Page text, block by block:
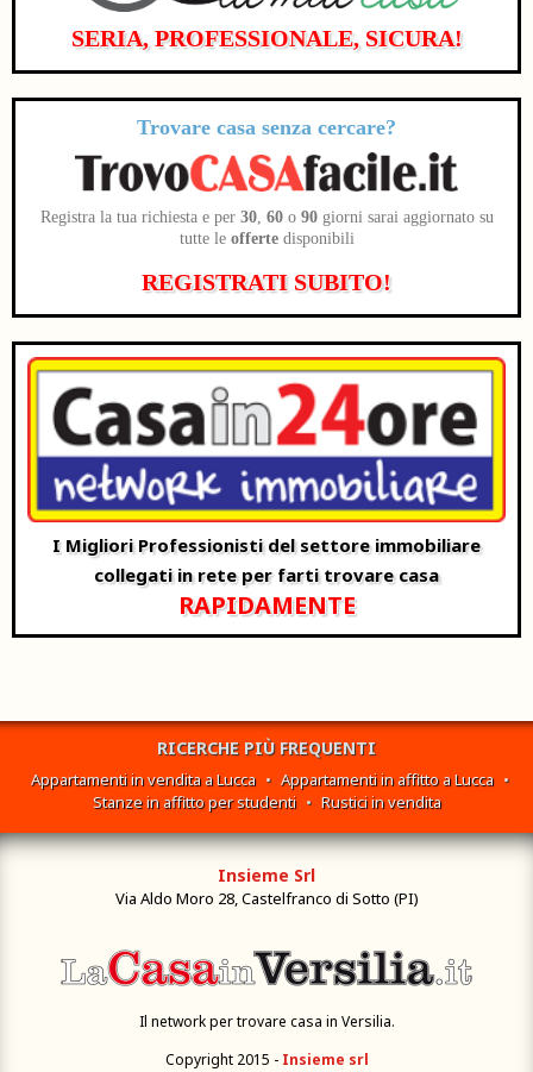
SERIA, PROFESSIONALE, SICURA!
Trovare casa senza cercare?
Registra la tua richiesta e per 30, 60o 90giorni sarai aggiornato su
tutte le offertedisponibili
REGISTRATI SUBITO!
I Migliori Professionisti del settore immobiliare
collegati in rete per farti trovare casa
RAPIDAMENTE
RICERCHE PIÙ FREQUENTI
Appartamenti in vendita a Lucca • Appartamenti in affitto a Lucca •
Stanze in affitto per studenti • Rustici in vendita
Insieme Srl
Via Aldo Moro 28, Castelfranco di Sotto (PI)
Il network per trovare casa in Versilia.
Copyright 2015 - Insieme srl